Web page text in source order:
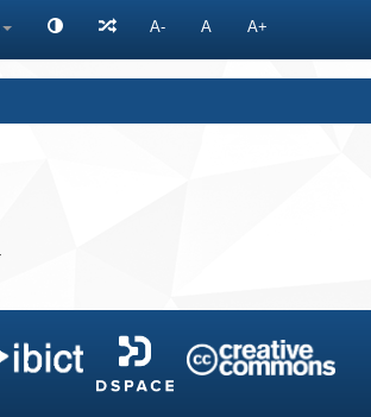
A- A A+